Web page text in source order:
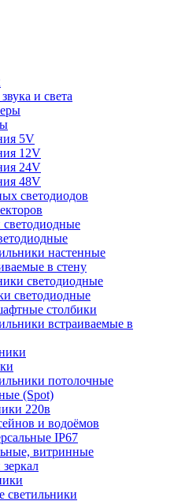
и света
5V
12V
24V
48V
светодиодов
настенные
в стену
светодиодные
столбики
встраиваемые в
потолочные
(Spot)
220в
и водоёмов
IP67
витринные